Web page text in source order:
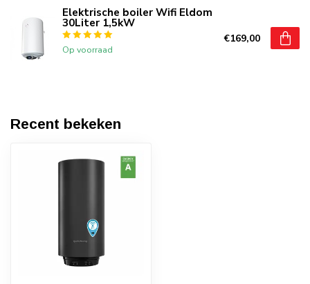
Elektrische boiler Wifi Eldom
30Liter 1,5kW
Op voorraad
€169,00
Recent bekeken